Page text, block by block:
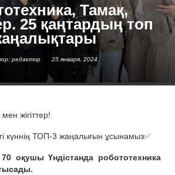
Тамақ,
25 қаңтардың топ
редактор 25 января, 2024
жігіттер!
күннің ТОП-3 жаңалығын ұсынамыз✅
70 оқушы Үндістанда робототехника